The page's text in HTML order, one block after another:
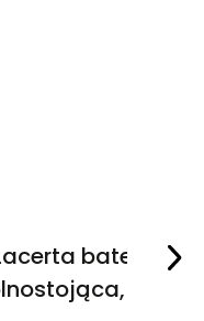
bateria
złota